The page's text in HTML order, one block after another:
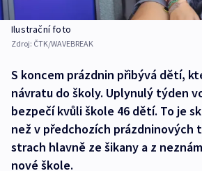
Ilustrační foto
Zdroj: ČTK/WAVEBREAK
S koncem prázdnin přibývá dětí,
návratu do školy. Uplynulý týden
bezpečí kvůli škole 46 dětí. To je
než v předchozích prázdninových
strach hlavně ze šikany a z
nové škole.